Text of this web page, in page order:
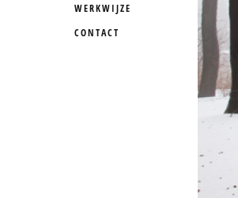
WERKWIJZE
CONTACT